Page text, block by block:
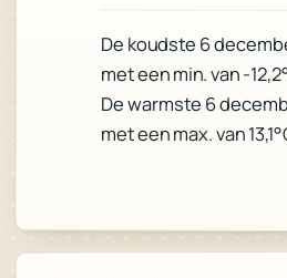
De koudste 6
met een min. van -
De warmste 6
met een max. van